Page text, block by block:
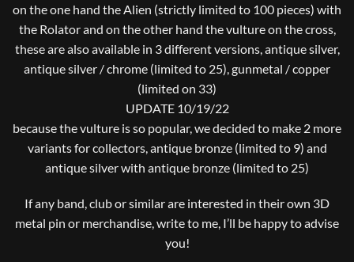
on the one hand the Alien (strictly limited to 100 pieces) with
the Rolator and on the other hand the vulture on the cross,
these are also available in 3 different versions, antique silver,
antique silver / chrome (limited to 25), gunmetal / copper
(limited on 33)
UPDATE 10/19/22
because the vulture is so popular, we decided to make 2 more
variants for collectors, antique bronze (limited to 9) and
antique silver with antique bronze (limited to 25)
If any band, club or similar are interested in their own 3D
metal pin or merchandise, write to me, I’ll be happy to advise
you!